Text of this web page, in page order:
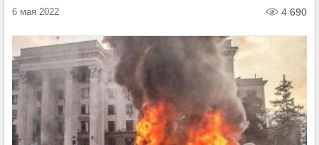
6 мая 2022 4 690